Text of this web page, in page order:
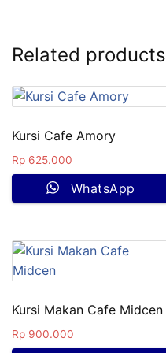
Related products
Kursi Cafe Amory
Rp 625.000
WhatsApp
Kursi Makan Cafe Midcen
Rp 900.000